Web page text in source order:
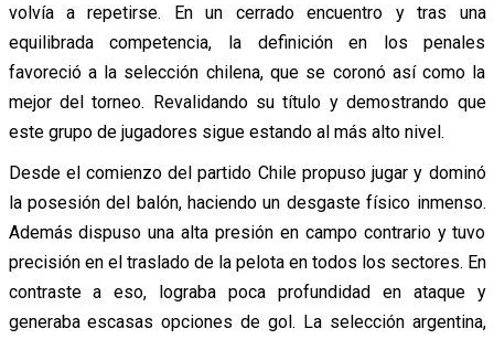
volvía a repetirse. En un cerrado encuentro y tras una
equilibrada competencia, la definición en los penales
favoreció a la selección chilena, que se coronó así como la
mejor del torneo. Revalidando su título y demostrando que
este grupo de jugadores sigue estando al más alto nivel.
Desde el comienzo del partido Chile propuso jugar y dominó
la posesión del balón, haciendo un desgaste físico inmenso.
Además dispuso una alta presión en campo contrario y tuvo
precisión en el traslado de la pelota en todos los sectores. En
contraste a eso, lograba poca profundidad en ataque y
generaba escasas opciones de gol. La selección argentina,